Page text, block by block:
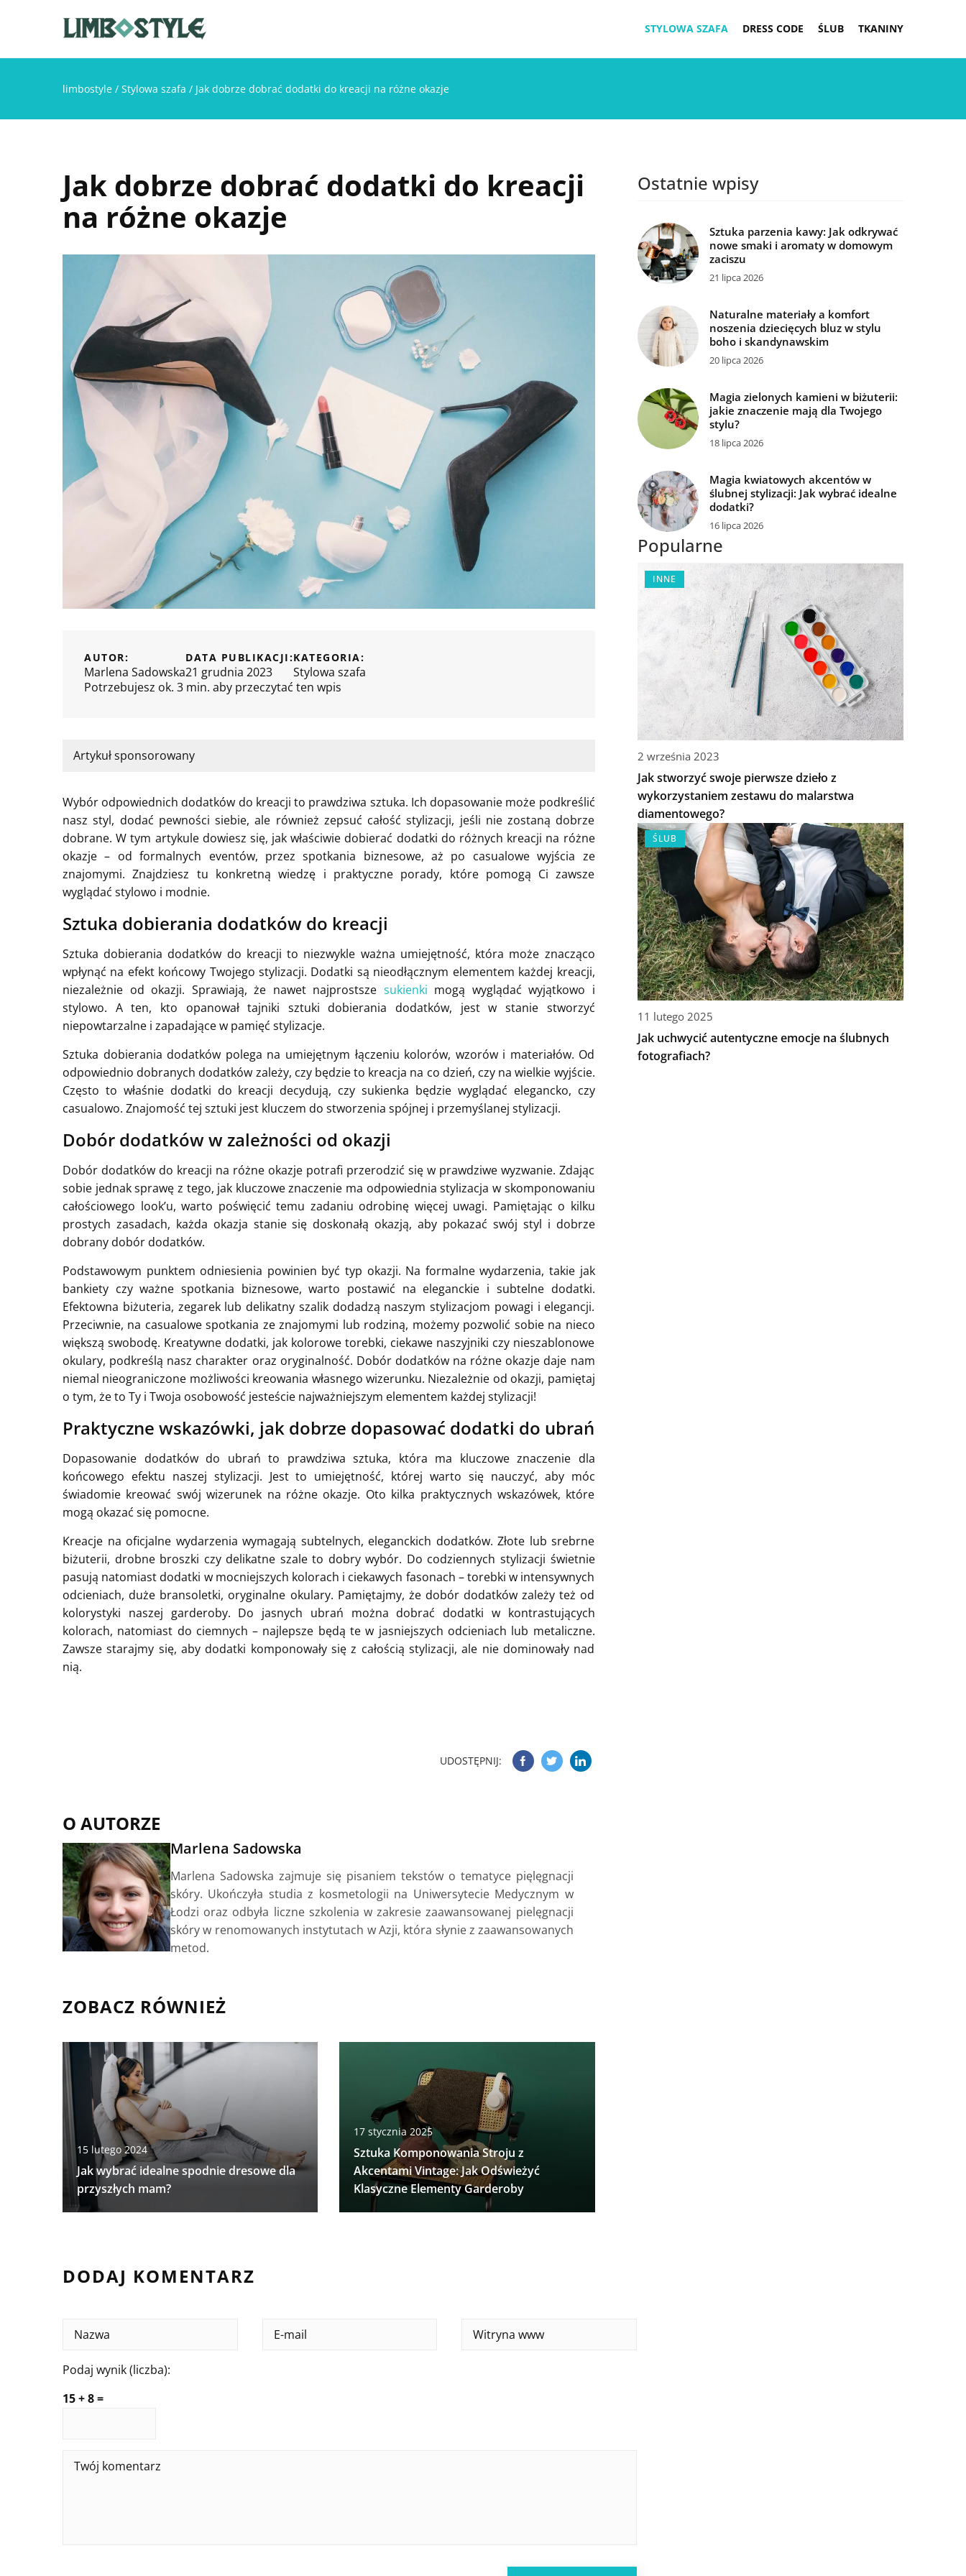
STYLOWA SZAFA DRESS CODE ŚLUB TKANINY
limbostyle / Stylowa szafa / Jak dobrze dobrać dodatki do kreacji na różne okazje
Jak dobrze dobrać dodatki do kreacji
na różne okazje
AUTOR:
Marlena Sadowska
DATA PUBLIKACJI:
21 grudnia 2023
KATEGORIA:
Stylowa szafa
Potrzebujesz ok. 3 min. aby przeczytać ten wpis
Artykuł sponsorowany
Wybór odpowiednich dodatków do kreacji to prawdziwa sztuka. Ich dopasowanie może podkreślić
nasz styl, dodać pewności siebie, ale również zepsuć całość stylizacji, jeśli nie zostaną dobrze
dobrane. W tym artykule dowiesz się, jak właściwie dobierać dodatki do różnych kreacji na różne
okazje – od formalnych eventów, przez spotkania biznesowe, aż po casualowe wyjścia ze
znajomymi. Znajdziesz tu konkretną wiedzę i praktyczne porady, które pomogą Ci zawsze
wyglądać stylowo i modnie.
Sztuka dobierania dodatków do kreacji
Sztuka dobierania dodatków do kreacji to niezwykle ważna umiejętność, która może znacząco
wpłynąć na efekt końcowy Twojego stylizacji. Dodatki są nieodłącznym elementem każdej kreacji,
niezależnie od okazji. Sprawiają, że nawet najprostsze sukienki mogą wyglądać wyjątkowo i
stylowo. A ten, kto opanował tajniki sztuki dobierania dodatków, jest w stanie stworzyć
niepowtarzalne i zapadające w pamięć stylizacje.
Sztuka dobierania dodatków polega na umiejętnym łączeniu kolorów, wzorów i materiałów. Od
odpowiednio dobranych dodatków zależy, czy będzie to kreacja na co dzień, czy na wielkie wyjście.
Często to właśnie dodatki do kreacji decydują, czy sukienka będzie wyglądać elegancko, czy
casualowo. Znajomość tej sztuki jest kluczem do stworzenia spójnej i przemyślanej stylizacji.
Dobór dodatków w zależności od okazji
Dobór dodatków do kreacji na różne okazje potrafi przerodzić się w prawdziwe wyzwanie. Zdając
sobie jednak sprawę z tego, jak kluczowe znaczenie ma odpowiednia stylizacja w skomponowaniu
całościowego look’u, warto poświęcić temu zadaniu odrobinę więcej uwagi. Pamiętając o kilku
prostych zasadach, każda okazja stanie się doskonałą okazją, aby pokazać swój styl i dobrze
dobrany dobór dodatków.
Podstawowym punktem odniesienia powinien być typ okazji. Na formalne wydarzenia, takie jak
bankiety czy ważne spotkania biznesowe, warto postawić na eleganckie i subtelne dodatki.
Efektowna biżuteria, zegarek lub delikatny szalik dodadzą naszym stylizacjom powagi i elegancji.
Przeciwnie, na casualowe spotkania ze znajomymi lub rodziną, możemy pozwolić sobie na nieco
większą swobodę. Kreatywne dodatki, jak kolorowe torebki, ciekawe naszyjniki czy nieszablonowe
okulary, podkreślą nasz charakter oraz oryginalność. Dobór dodatków na różne okazje daje nam
niemal nieograniczone możliwości kreowania własnego wizerunku. Niezależnie od okazji, pamiętaj
o tym, że to Ty i Twoja osobowość jesteście najważniejszym elementem każdej stylizacji!
Praktyczne wskazówki, jak dobrze dopasować dodatki do ubrań
Dopasowanie dodatków do ubrań to prawdziwa sztuka, która ma kluczowe znaczenie dla
końcowego efektu naszej stylizacji. Jest to umiejętność, której warto się nauczyć, aby móc
świadomie kreować swój wizerunek na różne okazje. Oto kilka praktycznych wskazówek, które
mogą okazać się pomocne.
Kreacje na oficjalne wydarzenia wymagają subtelnych, eleganckich dodatków. Złote lub srebrne
biżuterii, drobne broszki czy delikatne szale to dobry wybór. Do codziennych stylizacji świetnie
pasują natomiast dodatki w mocniejszych kolorach i ciekawych fasonach – torebki w intensywnych
odcieniach, duże bransoletki, oryginalne okulary. Pamiętajmy, że dobór dodatków zależy też od
kolorystyki naszej garderoby. Do jasnych ubrań można dobrać dodatki w kontrastujących
kolorach, natomiast do ciemnych – najlepsze będą te w jasniejszych odcieniach lub metaliczne.
Zawsze starajmy się, aby dodatki komponowały się z całością stylizacji, ale nie dominowały nad
nią.
UDOSTĘPNIJ:
O AUTORZE
Marlena Sadowska
Marlena Sadowska zajmuje się pisaniem tekstów o tematyce pięlęgnacji
skóry. Ukończyła studia z kosmetologii na Uniwersytecie Medycznym w
Łodzi oraz odbyła liczne szkolenia w zakresie zaawansowanej pielęgnacji
skóry w renomowanych instytutach w Azji, która słynie z zaawansowanych
metod.
ZOBACZ RÓWNIEŻ
15 lutego 2024
Jak wybrać idealne spodnie dresowe dla
przyszłych mam?
17 stycznia 2025
Sztuka Komponowania Stroju z
Akcentami Vintage: Jak Odświeżyć
Klasyczne Elementy Garderoby
Ostatnie wpisy
Sztuka parzenia kawy: Jak odkrywać
nowe smaki i aromaty w domowym
zaciszu
21 lipca 2026
Naturalne materiały a komfort
noszenia dziecięcych bluz w stylu
boho i skandynawskim
20 lipca 2026
Magia zielonych kamieni w biżuterii:
jakie znaczenie mają dla Twojego
stylu?
18 lipca 2026
Magia kwiatowych akcentów w
ślubnej stylizacji: Jak wybrać idealne
dodatki?
16 lipca 2026
Popularne
INNE
2 września 2023
Jak stworzyć swoje pierwsze dzieło z
wykorzystaniem zestawu do malarstwa
diamentowego?
ŚLUB
11 lutego 2025
Jak uchwycić autentyczne emocje na ślubnych
fotografiach?
DODAJ KOMENTARZ
Podaj wynik (liczba):
15 + 8 =